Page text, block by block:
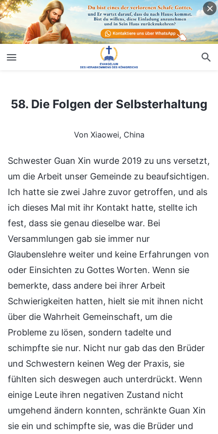
58. Die Folgen der Selbsterhaltung
58. Die Folgen der Selbsterhaltung
Von Xiaowei, China
Schwester Guan Xin wurde 2019 zu uns versetzt,
um die Arbeit unser Gemeinde zu beaufsichtigen.
Ich hatte sie zwei Jahre zuvor getroffen, und als
ich dieses Mal mit ihr Kontakt hatte, stellte ich
fest, dass sie genau dieselbe war. Bei
Versammlungen gab sie immer nur
Glaubenslehre weiter und keine Erfahrungen von
oder Einsichten zu Gottes Worten. Wenn sie
bemerkte, dass andere bei ihrer Arbeit
Schwierigkeiten hatten, hielt sie mit ihnen nicht
über die Wahrheit Gemeinschaft, um die
Probleme zu lösen, sondern tadelte und
schimpfte sie nur. Nicht nur gab das den Brüder
und Schwestern keinen Weg der Praxis, sie
fühlten sich deswegen auch unterdrückt. Wenn
einige Leute ihren negativen Zustand nicht
umgehend ändern konnten, schränkte Guan Xin
sie ein und schimpfte sie, was die Brüder und